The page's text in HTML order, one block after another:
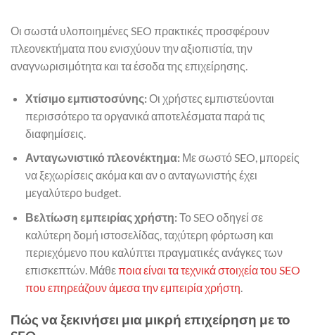
Οι σωστά υλοποιημένες SEO πρακτικές προσφέρουν
πλεονεκτήματα που ενισχύουν την αξιοπιστία, την
αναγνωρισιμότητα και τα έσοδα της επιχείρησης.
Χτίσιμο εμπιστοσύνης:Οι χρήστες εμπιστεύονται
περισσότερο τα οργανικά αποτελέσματα παρά τις
διαφημίσεις.
Ανταγωνιστικό πλεονέκτημα:Με σωστό SEO, μπορείς
να ξεχωρίσεις ακόμα και αν ο ανταγωνιστής έχει
μεγαλύτερο budget.
Βελτίωση εμπειρίας χρήστη:Το SEO οδηγεί σε
καλύτερη δομή ιστοσελίδας, ταχύτερη φόρτωση και
περιεχόμενο που καλύπτει πραγματικές ανάγκες των
επισκεπτών. Μάθεποια είναι τα τεχνικά στοιχεία του SEO
που επηρεάζουν άμεσα την εμπειρία χρήστη.
Πώς να ξεκινήσει μια μικρή επιχείρηση με το